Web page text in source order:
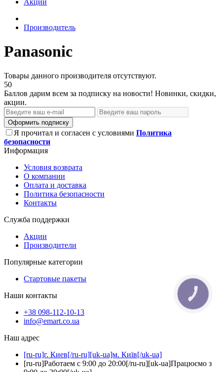
Акции
Производитель
Panasonic
Товары данного производителя отсутствуют.
50
Баллов дарим всем за подписку на новости! Новинки, скидки,
акции.
Оформить подписку
Я прочитал и согласен с условиями Политика
безопасности
Информация
Условия возврата
О компании
Оплата и доставка
Политика безопасности
Контакты
Служба поддержки
Акции
Производители
Популярные категории
Стартовые пакеты
Наши контакты
+38 098-112-10-13
info@emart.co.ua
Наш адрес
[ru-ru]г. Киев[/ru-ru][uk-ua]м. Київ[/uk-ua]
[ru-ru]Работаем с 9:00 до 20:00[/ru-ru][uk-ua]Працюємо з
КНОПКА
ЗВ'ЯЗКУ